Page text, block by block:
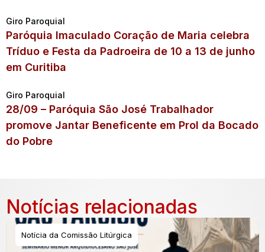
Giro Paroquial
Paróquia Imaculado Coração de Maria celebra
Tríduo e Festa da Padroeira de 10 a 13 de junho
em Curitiba
Giro Paroquial
28/09 – Paróquia São José Trabalhador
promove Jantar Beneficente em Prol da Bocado
do Pobre
Notícias relacionadas
Notícia da Comissão Litúrgica